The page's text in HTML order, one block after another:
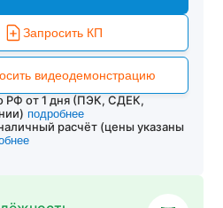
Запросить КП
видеодемонстрацию
РФ от 1 дня (ПЭК, СДЕК,
подробнее
расчёт (цены указаны